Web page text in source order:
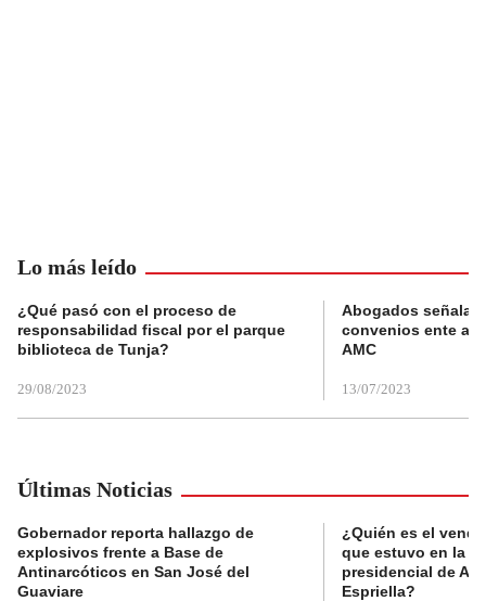
Lo más leído
¿Qué pasó con el proceso de
responsabilidad fiscal por el parque
biblioteca de Tunja?
29/08/2023
Abogados
convenios ente
AMC
13/07/2023
Últimas Noticias
Gobernador reporta hallazgo de
explosivos frente a Base de
Antinarcóticos en San José del
Guaviare
¿Quién es el
que estuvo en la
presidencial de
Espriella?